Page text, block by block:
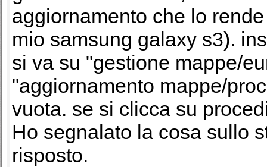
aggiornamento che lo
mio samsung galaxy s3).
si va su "gestione mappe/
"aggiornamento mappe/
vuota. se si clicca su
Ho segnalato la cosa sullo
risposto.